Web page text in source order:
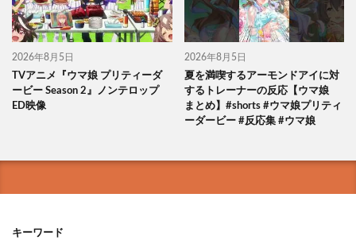
2026年8月5日
TVアニメ『ウマ娘 プリティーダ
ービー Season 2』ノンテロップ
ED映像
2026年8月5日
夏を満喫するアーモンドアイに対
するトレーナーの反応【ウマ娘
まとめ】#shorts #ウマ娘プリティ
ーダービー #反応集 #ウマ娘
キーワード